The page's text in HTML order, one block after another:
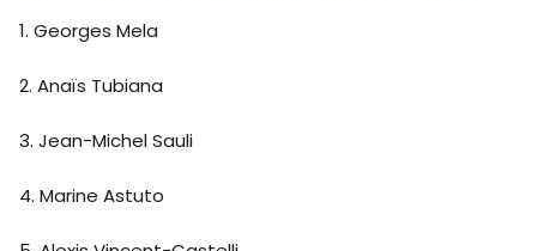
1. Georges Mela
2. Anaïs Tubiana
3. Jean-Michel Sauli
4. Marine Astuto